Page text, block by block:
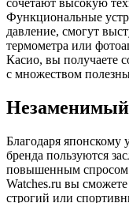
сочетают высокую
Функциональные
давление, смогут
термометра или
Касио, вы получаете
с множеством
Незаменимый
Благодаря
бренда пользуются
повышенным спросом
Watches.ru вы
строгий или